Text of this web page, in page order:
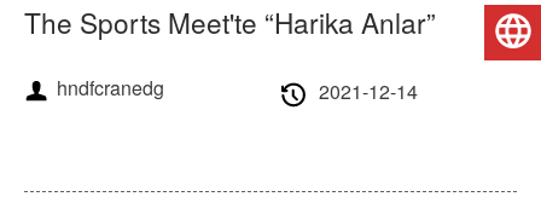
The Sports Meet'te “Harika Anlar”
hndfcranedg 2021-12-14
Türkçe